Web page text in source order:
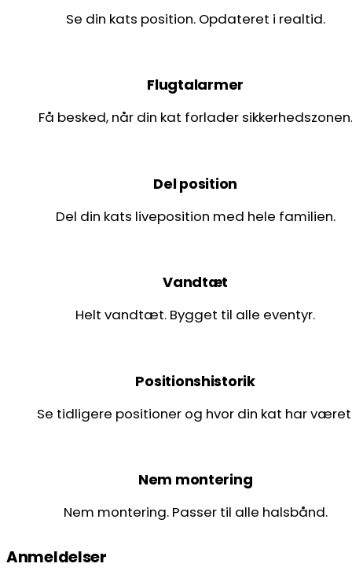
Se din kats position. Opdateret i realtid.
Flugtalarmer
Få besked, når din kat forlader sikkerhedszonen.
Del position
Del din kats liveposition med hele familien.
Vandtæt
Helt vandtæt. Bygget til alle eventyr.
Positionshistorik
Se tidligere positioner og hvor din kat har
Nem montering
Nem montering. Passer til alle halsbånd.
Anmeldelser